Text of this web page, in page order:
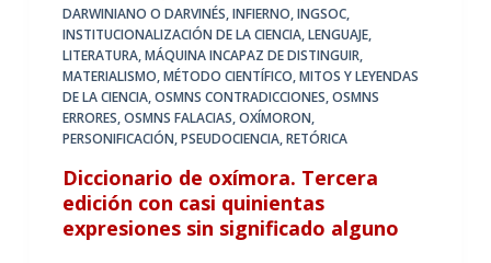
DARWINIANO O DARVINÉS,INFIERNO,INGSOC,
INSTITUCIONALIZACIÓN DE LA CIENCIA,LENGUAJE,
LITERATURA,MÁQUINA INCAPAZ DE DISTINGUIR,
MATERIALISMO,MÉTODO CIENTÍFICO,MITOS Y LEYENDAS
DE LA CIENCIA,OSMNS CONTRADICCIONES,OSMNS
ERRORES,OSMNS FALACIAS,OXÍMORON,
PERSONIFICACIÓN,PSEUDOCIENCIA,RETÓRICA
Diccionario de oxímora. Tercera
edición con casi quinientas
expresiones sin significado alguno